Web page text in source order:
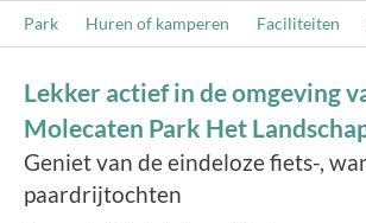
Park Huren of kamperen Faciliteiten
Lekker actief in de omgeving
Molecaten Park Het
Geniet van de eindeloze fiets-,
paardrijtochten